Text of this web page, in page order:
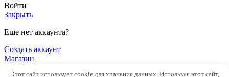
Войти
Закрыть
Еще нет аккаунта?
Создать аккаунт
Магазин
Этот сайт использует cookie для хранения данных. Используя этот сайт,